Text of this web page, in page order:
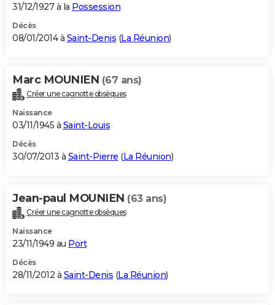
31/12/1927 à la Possession
Décès
08/01/2014 à Saint-Denis (La Réunion)
Marc MOUNIEN (67 ans)
Créer une cagnotte obsèques
Naissance
03/11/1945 à Saint-Louis
Décès
30/07/2013 à Saint-Pierre (La Réunion)
Jean-paul MOUNIEN (63 ans)
Créer une cagnotte obsèques
Naissance
23/11/1949 au Port
Décès
28/11/2012 à Saint-Denis (La Réunion)